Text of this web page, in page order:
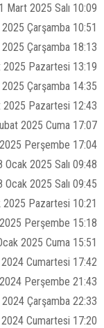
Mart 2025 Salı 10:09
Çarşamba 10:51
Çarşamba 18:13
2025 Pazartesi 13:19
Çarşamba 14:35
2025 Pazartesi 12:43
2025 Cuma 17:07
Perşembe 17:04
Ocak 2025 Salı 09:48
Ocak 2025 Salı 09:45
2025 Pazartesi 10:21
Perşembe 15:18
2025 Cuma 15:51
2024 Cumartesi 17:42
Perşembe 21:43
2024 Çarşamba 22:33
2024 Cumartesi 17:20